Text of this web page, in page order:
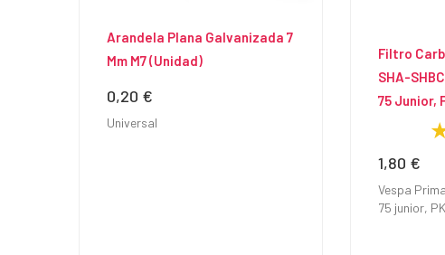
Arandela Plana Galvanizada 7
Mm M7 (unidad)
Precio
0,20 €
Universal
Filtro
SHA-
75 Junior,
Precio
1,80 €
Vespa
75 junior,